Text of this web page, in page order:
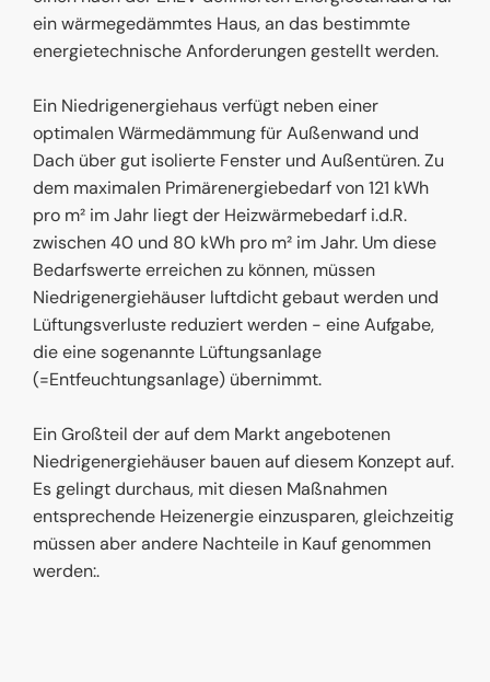
ein wärmegedämmtes Haus, an das bestimmte
energietechnische Anforderungen gestellt werden.
Ein Niedrigenergiehaus verfügt neben einer
optimalen Wärmedämmung für Außenwand und
Dach über gut isolierte Fenster und Außentüren. Zu
dem maximalen Primärenergiebedarf von 121 kWh
pro m² im Jahr liegt der Heizwärmebedarf i.d.R.
zwischen 40 und 80 kWh pro m² im Jahr. Um diese
Bedarfswerte erreichen zu können, müssen
Niedrigenergiehäuser luftdicht gebaut werden und
Lüftungsverluste reduziert werden - eine Aufgabe,
die eine sogenannte Lüftungsanlage
(=Entfeuchtungsanlage) übernimmt.
Ein Großteil der auf dem Markt angebotenen
Niedrigenergiehäuser bauen auf diesem Konzept auf.
Es gelingt durchaus, mit diesen Maßnahmen
entsprechende Heizenergie einzusparen, gleichzeitig
müssen aber andere Nachteile in Kauf genommen
werden:.